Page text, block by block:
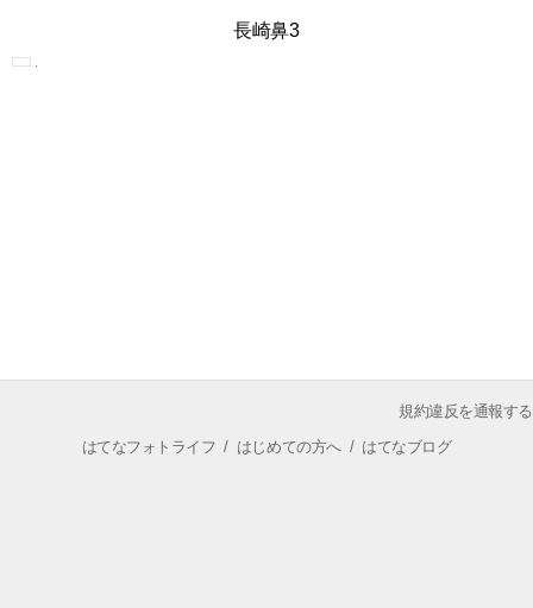
長崎鼻3
規約違反を通報する
はてなフォトライフ / はじめての方へ/ はてなブログ